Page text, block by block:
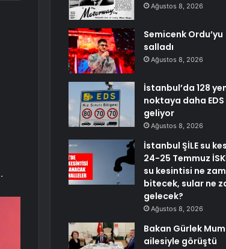
Ağustos 8, 2026
Semicenk Ordu’yu
salladı
Ağustos 8, 2026
İstanbul’da 128
noktaya daha EDS
geliyor
Ağustos 8, 2026
İstanbul ŞİLE su
24-25 Temmuz
su kesintisi ne
bitecek, sular ne
gelecek?
Ağustos 8, 2026
Bakan Gürlek
ailesiyle görüştü